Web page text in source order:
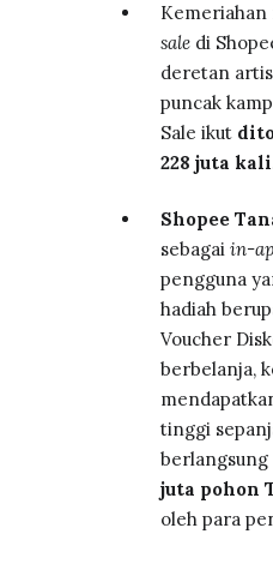
Kemeriahan
sale di
deretan
puncak
Sale ikut
228 juta kali
Shopee
sebagai in-
pengguna
hadiah
Voucher
berbelanja,
tinggi
berlangsung
juta pohon
oleh para